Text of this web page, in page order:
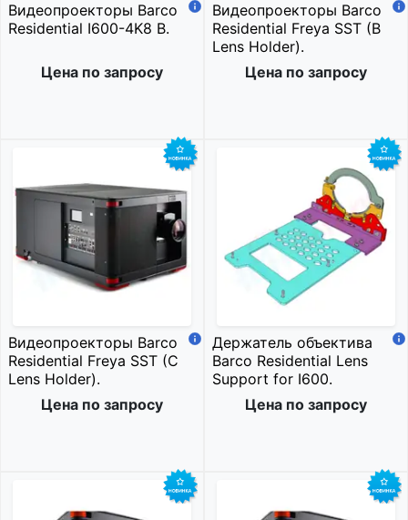
Видеопроекторы Barco
Residential I600-4K8 B.
Цена по запросу
Видеопроекторы Barco
Residential Freya SST (B
Lens Holder).
Цена по запросу
Видеопроекторы Barco
Residential Freya SST (C
Lens Holder).
Цена по запросу
Держатель объектива
Barco Residential Lens
Support for I600.
Цена по запросу